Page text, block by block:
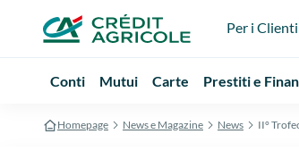
Per i Clienti
Conti Mutui Carte Prestiti e
Homepage News e Magazine News II°